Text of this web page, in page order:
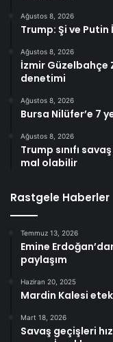
Ağustos 8, 2026
Trump: Şi ve
Ağustos 8, 2026
İzmir Güzelbahçe
denetimi
Ağustos 8, 2026
Bursa Nilüfer’e 7
Ağustos 8, 2026
Trump sınıfı
mal olabilir
Rastgele Haberler
Temmuz 13, 2026
Emine
paylaşım
Haziran 20, 2025
Mardin Kalesi
Mart 18, 2026
Savaş geçişleri